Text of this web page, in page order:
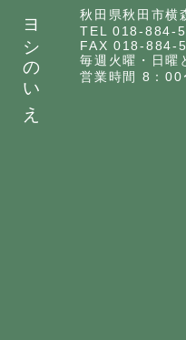
ヨシのいえ
秋田県秋田市横
TEL 018-884-
FAX 018-884-
毎週火曜・日曜
営業時間 8：